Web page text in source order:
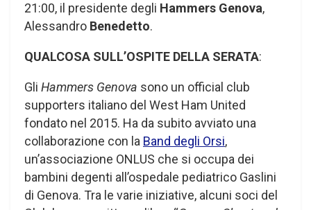
21:00, il presidente degli Hammers Genova,
Alessandro Benedetto.
QUALCOSA SULL’OSPITE DELLA SERATA:
Gli Hammers Genova sono un official club
supporters italiano del West Ham United
fondato nel 2015. Ha da subito avviato una
collaborazione con la Band degli Orsi,
un’associazione ONLUS che si occupa dei
bambini degenti all’ospedale pediatrico Gaslini
di Genova. Tra le varie iniziative, alcuni soci del